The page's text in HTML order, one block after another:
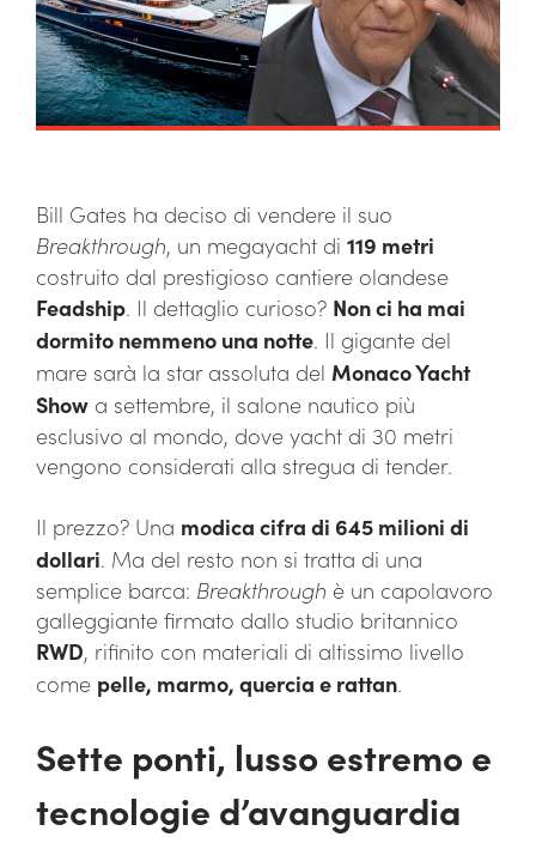
Bill Gates ha deciso di vendere il suo
Breakthrough, un megayacht di 119 metri
costruito dal prestigioso cantiere olandese
Feadship. Il dettaglio curioso? Non ci ha mai
dormito nemmeno una notte. Il gigante del
mare sarà la star assoluta del Monaco Yacht
Show a settembre, il salone nautico più
esclusivo al mondo, dove yacht di 30 metri
vengono considerati alla stregua di tender.
Il prezzo? Una modica cifra di 645 milioni di
dollari. Ma del resto non si tratta di una
semplice barca: Breakthrough è un capolavoro
galleggiante firmato dallo studio britannico
RWD, rifinito con materiali di altissimo livello
come pelle, marmo, quercia e rattan.
Sette ponti, lusso estremo e
tecnologie d’avanguardia